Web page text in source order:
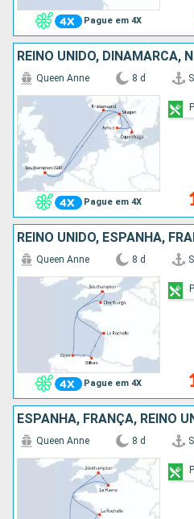
Pague em 4X
REINO UNIDO, DINAMARCA,
Pague em 4X
Queen Anne 8 d
REINO UNIDO, ESPANHA,
Pague em 4X
Queen Anne 8 d
ESPANHA, FRANÇA, REINO
Queen Anne 8 d